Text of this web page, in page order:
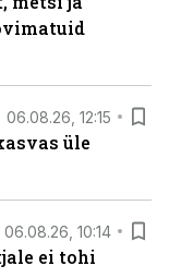
06.08.26, 12:15
üle
06.08.26, 10:14
ei tohi